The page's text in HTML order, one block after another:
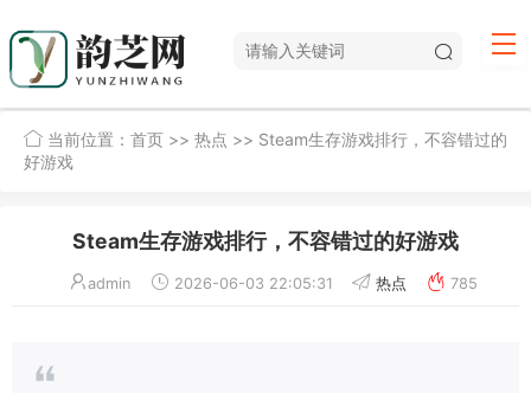
当前位置： 首页 >> 热点 >> Steam生存游戏排行，不容错过的
好游戏
Steam生存游戏排行，不容错过的好游戏
admin 2026-06-03 22:05:31 热点 785